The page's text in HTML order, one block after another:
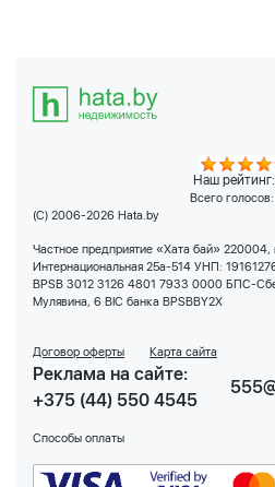
Наш
Всего голосов:
(C) 2006-2026 Hata.by
Частное предприятие «Хата бай» 220004,
Интернациональная 25а-514 УНП:
BPSB 3012 3126 4801 7933 0000 БПС-
Мулявина, 6 BIC банка BPSBBY2X
Договор оферты Карта сайта
Реклама на сайте:
+375 (44) 550 4545
Способы оплаты